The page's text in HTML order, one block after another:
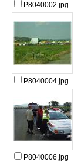
P8040002.jpg
P8040004.jpg
P8040006.jpg